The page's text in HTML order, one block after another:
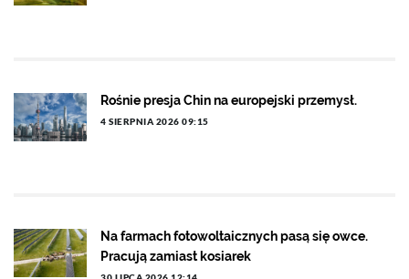
Rośnie presja Chin na europejski przemysł.
4 SIERPNIA 2026 09:15
Na farmach fotowoltaicznych pasą się owce.
Pracują zamiast kosiarek